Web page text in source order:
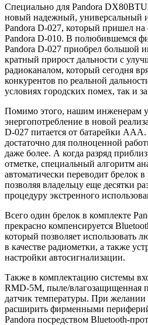
Специально для Pandora
новый надежный, универсальный
Pandora D-027, который пришел
Pandora D-010. В полюбившемся
Pandora D-027 приобрел большой
кратный прирост дальности с
радиоканалом, который сегодня
конкурентов по реальной
условиях городских помех, так и
Помимо этого, нашим инженерам
энергопотребление в новой
D-027 питается от батарейки
достаточно для полноценной
даже более. А когда разряд
отметке, специальный алгоритм
автоматически переводит брелок
позволяя владельцу еще десятки
процедуру экстренного
Всего один брелок в комплекте
прекрасно компенсируется
который позволяет использовать
в качестве радиометки, а также
настройки автосигнализации.
Также в комплектацию системы
RMD-5M, пыле/влагозащищенная
датчик температуры. При
расширить фирменными
Pandora посредством Bluetooth-